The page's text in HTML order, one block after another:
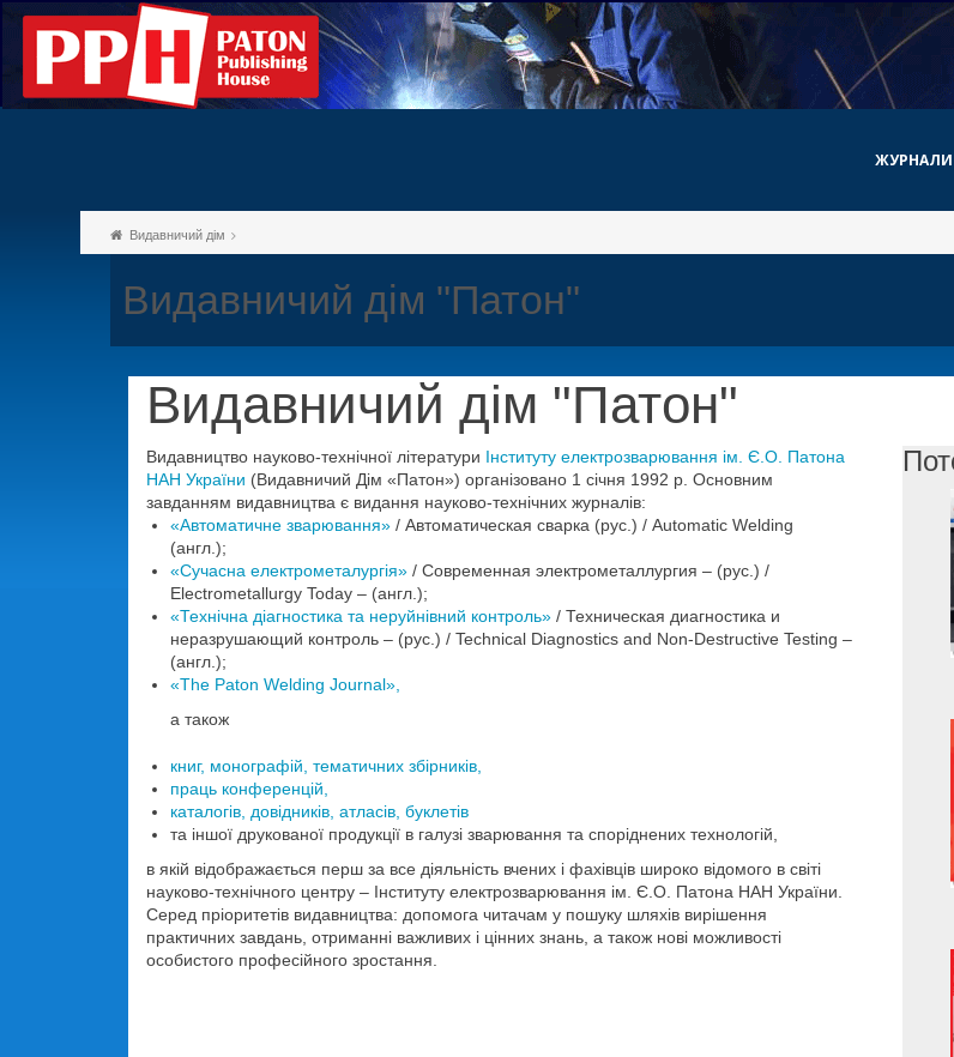
ЖУРНАЛИ
Видавничий дім
Видавничий дім "Патон"
Видавничий дім "Патон"
Видавництво науково-технічної літератури Інституту електрозварювання ім. Є.О. Патона
НАН України (Видавничий Дім «Патон») організовано 1 січня 1992 р. Основним
завданням видавництва є видання науково-технічних журналів:
«Автоматичне зварювання» / Автоматическая сварка (рус.) / Automatic Welding
(англ.);
«Сучасна електрометалургія» / Современная электрометаллургия – (рус.) /
Electrometallurgy Today – (англ.);
«Технічна діагностика та неруйнівний контроль» / Техническая диагностика и
неразрушающий контроль – (рус.) / Technical Diagnostics and Non-Destructive Testing –
(англ.);
«The Paton Welding Journal»,
а також
книг, монографій, тематичних збірників,
праць конференцій,
каталогів, довідників, атласів, буклетів
та іншої друкованої продукції в галузі зварювання та споріднених технологій,
в якій відображається перш за все діяльність вчених і фахівців широко відомого в світі
науково-технічного центру – Інституту електрозварювання ім. Є.О. Патона НАН України.
Серед пріоритетів видавництва: допомога читачам у пошуку шляхів вирішення
практичних завдань, отриманні важливих і цінних знань, а також нові можливості
особистого професійного зростання.